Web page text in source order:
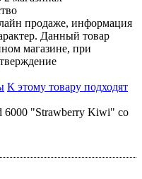
продаже, информация
Данный товар
магазине, при
К этому товару подходят
"Strawberry Kiwi" со